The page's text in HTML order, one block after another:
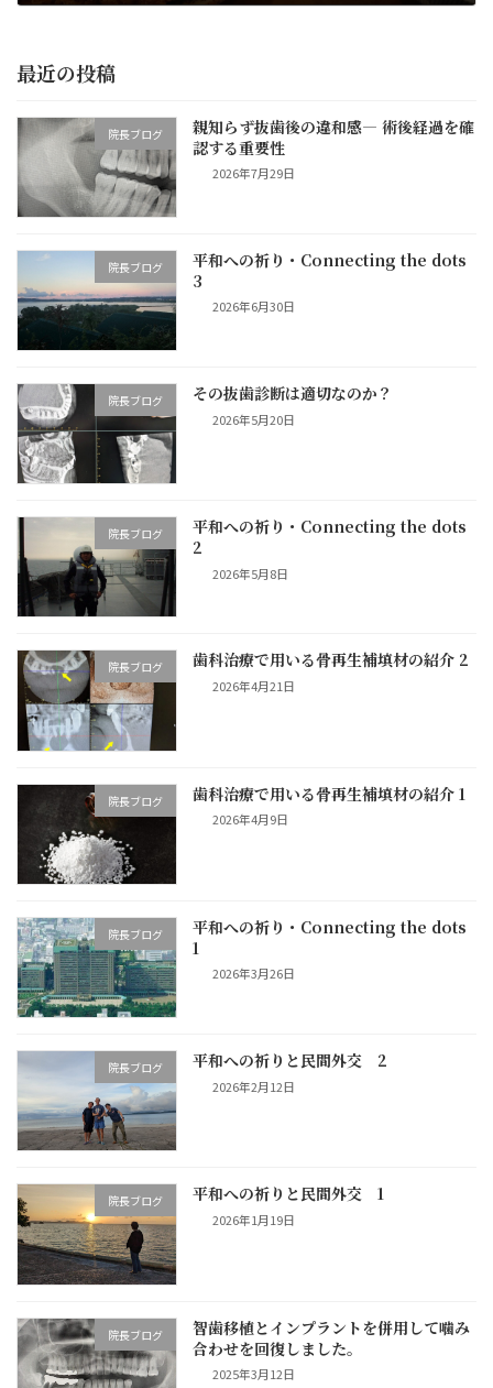
最近の投稿
院長ブログ
親知らず抜歯後の違和感― 術後経過を確
認する重要性
2026年7月29日
院長ブログ
平和への祈り・Connecting the dots
3
2026年6月30日
院長ブログ その抜歯診断は適切なのか？
2026年5月20日
院長ブログ
平和への祈り・Connecting the dots
2
2026年5月8日
院長ブログ 歯科治療で用いる骨再生補填材の紹介 2
2026年4月21日
院長ブログ 歯科治療で用いる骨再生補填材の紹介 1
2026年4月9日
院長ブログ
平和への祈り・Connecting the dots
1
2026年3月26日
院長ブログ 平和への祈りと民間外交 2
2026年2月12日
院長ブログ 平和への祈りと民間外交 1
2026年1月19日
院長ブログ
智歯移植とインプラントを併用して噛み
合わせを回復しました。
2025年3月12日